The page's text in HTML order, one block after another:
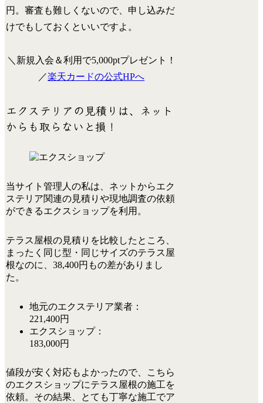
円。審査も難しくないので、申し込みだ
けでもしておくといいですよ。
＼ 新規入会＆利用で5,000ptプレゼント！
／楽天カードの公式HPへ
エクステリアの見積りは、ネット
からも取らないと損！
当サイト管理人の私は、ネットからエク
ステリア関連の見積りや現地調査の依頼
ができるエクスショップを利用。
テラス屋根の見積りを比較したところ、
まったく同じ型・同じサイズのテラス屋
根なのに、38,400円もの差がありまし
た。
地元のエクステリア業者：
221,400円
エクスショップ：
183,000円
値段が安く対応もよかったので、こちら
のエクスショップにテラス屋根の施工を
依頼。その結果、とても丁寧な施工でア